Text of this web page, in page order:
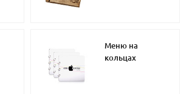
Меню на
кольцах